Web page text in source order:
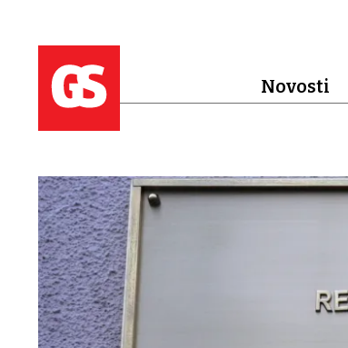
Novosti